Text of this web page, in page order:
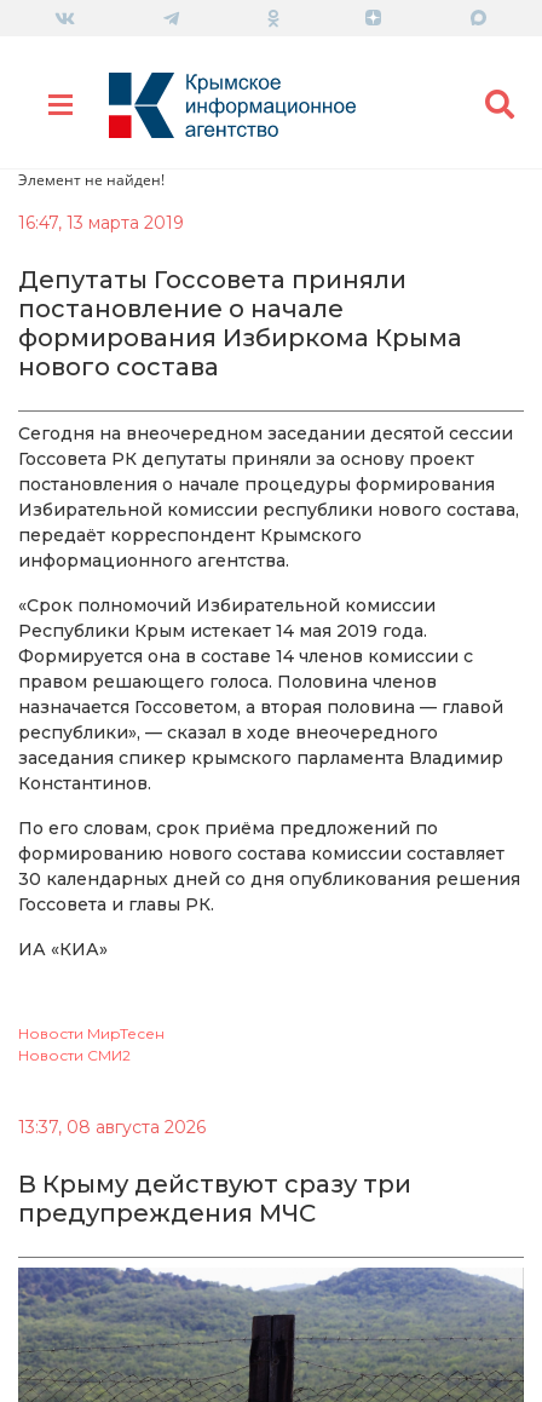
Элемент не найден!
16:47, 13 марта 2019
Депутаты Госсовета приняли
постановление о начале
формирования Избиркома Крыма
нового состава
Сегодня на внеочередном заседании десятой сессии
Госсовета РК депутаты приняли за основу проект
постановления о начале процедуры формирования
Избирательной комиссии республики нового состава,
передаёт корреспондент Крымского
информационного агентства.
«Срок полномочий Избирательной комиссии
Республики Крым истекает 14 мая 2019 года.
Формируется она в составе 14 членов комиссии с
правом решающего голоса. Половина членов
назначается Госсоветом, а вторая половина — главой
республики», — сказал в ходе внеочередного
заседания спикер крымского парламента Владимир
Константинов.
По его словам, срок приёма предложений по
формированию нового состава комиссии составляет
30 календарных дней со дня опубликования решения
Госсовета и главы РК.
ИА «КИА»
Новости МирТесен
Новости СМИ2
13:37, 08 августа 2026
В Крыму действуют сразу три
предупреждения МЧС